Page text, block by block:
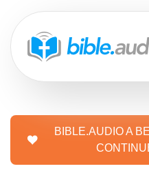
BIBLE.AUDIO A